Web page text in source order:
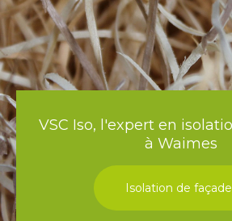
VSC Iso, l'expert en
à Waimes
Isolation de